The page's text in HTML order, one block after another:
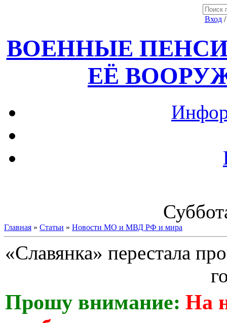
Вход
ВОЕННЫЕ
ЕЁ
Главная » Статьи » Новости МО и МВД РФ и мира
«Славянка» перестала
Прошу внимание: На